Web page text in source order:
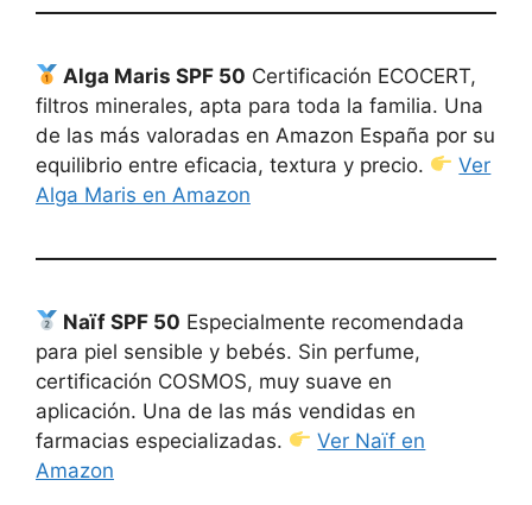
Alga Maris SPF 50 Certificación ECOCERT,
filtros minerales, apta para toda la familia. Una
de las más valoradas en Amazon España por su
equilibrio entre eficacia, textura y precio.
Ver
Alga Maris en Amazon
Naïf SPF 50 Especialmente recomendada
para piel sensible y bebés. Sin perfume,
certificación COSMOS, muy suave en
aplicación. Una de las más vendidas en
farmacias especializadas.
Ver Naïf en
Amazon